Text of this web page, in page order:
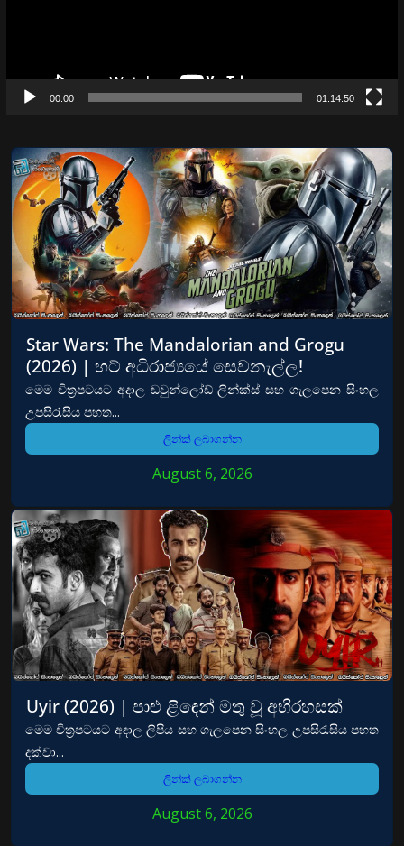
00:00 01:14:50
Star Wars: The Mandalorian and Grogu
(2026) | හට් අධිරාජ්‍යයේ සෙවනැල්ල!
මෙම චිත්‍රපටයට අදාල ඩවුන්ලෝඩ් ලින්ක්ස් සහ ගැලපෙන සිංහල
උපසිරැසිය පහත...
ලින්ක් ලබාගන්න
August 6, 2026
Uyir (2026) | පාළු ළිඳෙන් මතු වූ අභිරහසක්
මෙම චිත්‍රපටයට අදාල ලිපිය සහ ගැලපෙන සිංහල උපසිරැසිය පහත
දක්වා...
ලින්ක් ලබාගන්න
August 6, 2026